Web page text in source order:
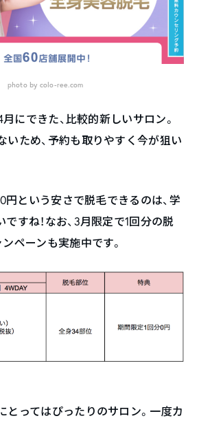
photo by colo-ree.com
にできた、比較的新しいサロン。
いため、予約も取りやすく今が狙い
という安さで脱毛できるのは、学
すね！なお、3月限定で1回分の脱
ペーンも実施中です。
とってはぴったりのサロン。一度カ